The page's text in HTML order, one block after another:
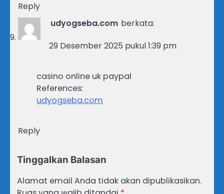
Reply
udyogseba.com berkata:
29 Desember 2025 pukul 1:39 pm
casino online uk paypal
References:
udyogseba.com
Reply
Tinggalkan Balasan
Alamat email Anda tidak akan dipublikasikan.